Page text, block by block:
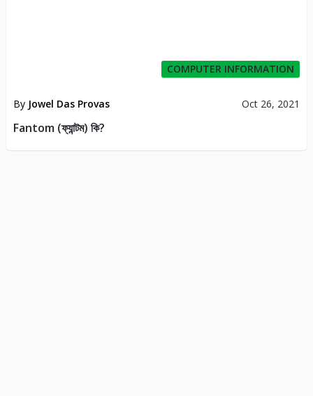
COMPUTER INFORMATION
By Jowel Das Provas Oct 26, 2021
Fantom (ফ্যান্টম) কি?